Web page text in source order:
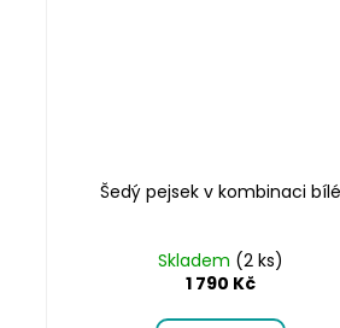
Šedý pejsek v kombinaci bílé
Skladem (2 ks)
1 790 Kč